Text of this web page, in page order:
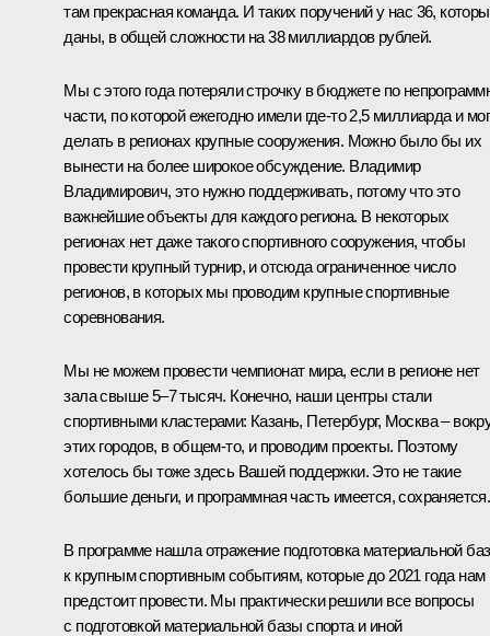
там прекрасная команда. И таких поручений у нас 36,
даны, в общей сложности на 38 миллиардов рублей.
Мы с этого года потеряли строчку в бюджете по
части, по которой ежегодно имели где‑то 2,5 миллиарда и
делать в регионах крупные сооружения. Можно было бы их
вынести на более широкое обсуждение. Владимир
Владимирович, это нужно поддерживать, потому что это
важнейшие объекты для каждого региона. В некоторых
регионах нет даже такого спортивного сооружения, чтобы
провести крупный турнир, и отсюда ограниченное число
регионов, в которых мы проводим крупные спортивные
соревнования.
Мы не можем провести чемпионат мира, если в регионе нет
зала свыше 5–7 тысяч. Конечно, наши центры стали
спортивными кластерами: Казань, Петербург, Москва –
этих городов, в общем‑то, и проводим проекты. Поэтому
хотелось бы тоже здесь Вашей поддержки. Это не такие
большие деньги, и программная часть имеется, сохраняется.
В программе нашла отражение подготовка материальной
к крупным спортивным событиям, которые до 2021 года нам
предстоит провести. Мы практически решили все вопросы
с подготовкой материальной базы спорта и иной